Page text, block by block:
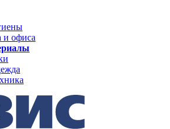
и офиса